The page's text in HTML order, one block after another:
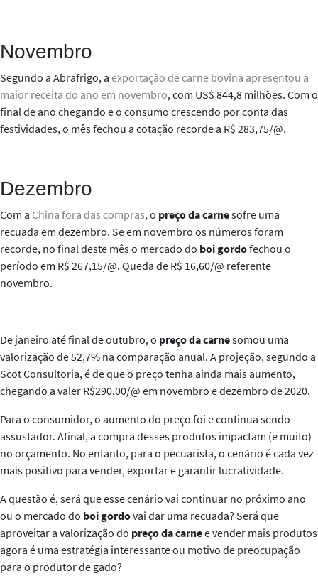
Novembro
Segundo a Abrafrigo, a exportação de carne bovina apresentou a
maior receita do ano em novembro, com US$ 844,8 milhões. Com o
final de ano chegando e o consumo crescendo por conta das
festividades, o mês fechou a cotação recorde a R$ 283,75/@.
Dezembro
Com a China fora das compras, o preço da carnesofre uma
recuada em dezembro. Se em novembro os números foram
recorde, no final deste mês o mercado do boi gordofechou o
período em R$ 267,15/@. Queda de R$ 16,60/@ referente
novembro.
De janeiro até final de outubro, o preço da carnesomou uma
valorização de52,7% na comparação anual. A projeção, segundo a
Scot Consultoria, é de que o preço tenha ainda mais aumento,
chegando a valer R$290,00/@ em novembro e dezembro de 2020.
Para o consumidor, o aumento do preço foi e continua sendo
assustador. Afinal, a compra desses produtos impactam (e muito)
no orçamento. No entanto, para o pecuarista, o cenário é cada vez
mais positivo para vender, exportar e garantir lucratividade.
A questão é, será que esse cenário vai continuar no próximo ano
ou o mercado do boi gordovai dar uma recuada? Será que
aproveitar a valorização do preço da carnee vender mais produtos
agora é uma estratégia interessante ou motivo de preocupação
para o produtor de gado?